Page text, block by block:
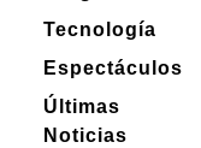
Tecnología
Espectáculos
Últimas
Noticias